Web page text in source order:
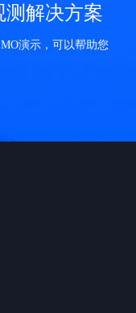
测解决方案
演示，可以帮助您